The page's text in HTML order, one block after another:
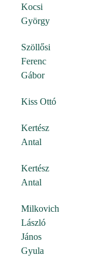
Kocsi
György
Szöllősi
Ferenc
Gábor
Kiss Ottó
Kertész
Antal
Kertész
Antal
Milkovich
László
János
Gyula